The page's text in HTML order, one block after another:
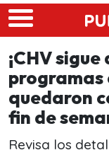
Skip to main content
¡CHV
programas
quedaron
fin de
Revisa los